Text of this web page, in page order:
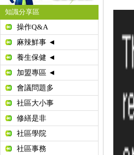
知識分享區
操作Q&A
麻辣鮮事 ◄
養生保健 ◄
加盟專區 ◄
會議問題多
社區大小事
修繕是非
社區學院
社區事務